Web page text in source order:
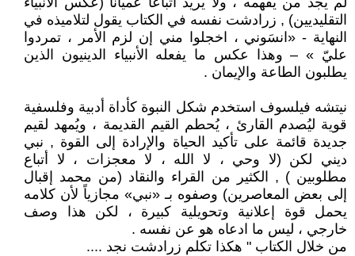
التقليديين) , زرادشت نفسه في الكتاب يقول لتلاميذه في
النهاية - «انسَوني ، اخجلوا مني إن لزم الأمر ، تمردوا
عليّ » – وهذا عكس ما يفعله الأنبياء الدينيون الذين
يطلبون الطاعة والإيمان .
نيتشه فيلسوف استخدم شكل النبوة كأداة أدبية وفلسفية
قوية ليُصدم القارئ ، يُحطم القيم القديمة ، ويُمهد لقيم
جديدة قائمة على تأكيد الحياة والإرادة إلى القوة , نبي
ديني لكن (لا وحي ، لا الله ، لا معجزات ، لا أتباع
مطلوبين ) , الكثير من القراء والنقاد (من محمد إقبال
إلى بعض المعاصرين) وصفوه بـ «نبي» مجازياً لأن كلامه
يحمل قوة إعلانية وتحويلية كبيرة ، لكن هذا وصف
خارجي ، ليس ما ادعاه هو عن نفسه .
من خلال الكتاب " هكذا تكلم زرادشت نجد ....